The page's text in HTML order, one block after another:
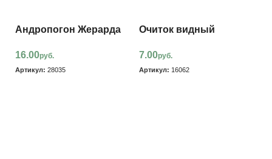
Андропогон Жерарда
16.00руб.
Артикул: 28035
Очиток видный
7.00руб.
Артикул: 16062